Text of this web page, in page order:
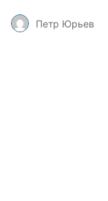
Петр Юрьев